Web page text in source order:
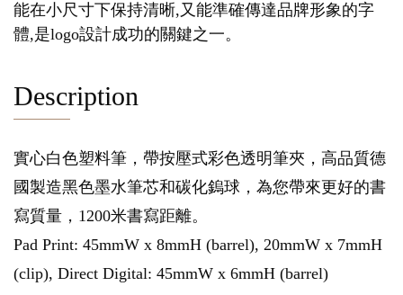
能在小尺寸下保持清晰,又能準確傳達品牌形象的字
體,是logo設計成功的關鍵之一。
Description
實心白色塑料筆，帶按壓式彩色透明筆夾，高品質德
國製造黑色墨水筆芯和碳化鎢球，為您帶來更好的書
寫質量，1200米書寫距離。
Pad Print: 45mmW x 8mmH (barrel), 20mmW x 7mmH
(clip), Direct Digital: 45mmW x 6mmH (barrel)